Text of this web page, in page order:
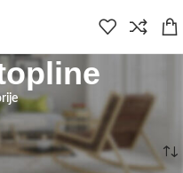
Prikazuje se svih 5 rezultata